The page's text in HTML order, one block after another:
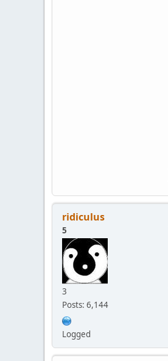
ridiculus
5
3
Posts: 6,144
Logged